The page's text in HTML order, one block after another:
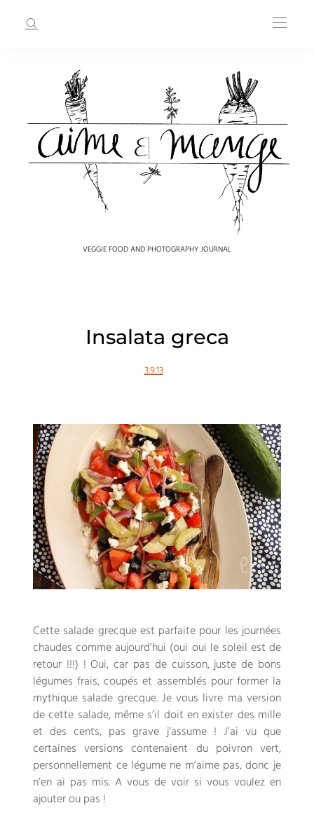
VEGGIE FOOD AND PHOTOGRAPHY JOURNAL
Insalata greca
3.9.13
Cette salade grecque est parfaite pour les journées
chaudes comme aujourd’hui (oui oui le soleil est de
retour !!!) ! Oui,car pas de cuisson,juste de bons
légumes frais,coupés et assemblés pour former la
mythique salade grecque. Je vous livre ma version
de cette salade, même s’il doit en exister des mille
et des cents, pas grave j’assume! J’ai vu que
certaines versions contenaient du poivron vert,
personnellement ce légume ne m’aime pas,donc je
n’en ai pas mis.A vous de voir si vous voulez en
ajouter ou pas !